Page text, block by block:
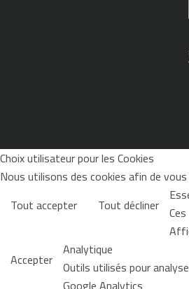
Choix utilisateur pour les Cookies
Nous utilisons des cookies afin de
Tout accepter
Tout décliner
Accepter Analytique
Outils utilisés pour